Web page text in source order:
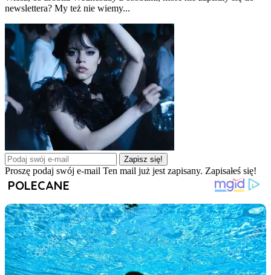
newslettera? My też nie wiemy...
Zapisz się!
Proszę podaj swój e-mail Ten mail już jest zapisany. Zapisałeś się!